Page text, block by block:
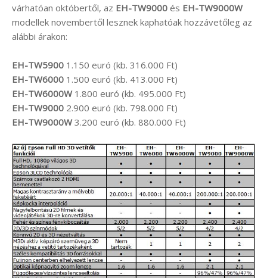
várhatóan októbertől, az EH-TW9000 és EH-TW9000W
modellek novembertől lesznek kaphatóak hozzávetőleg az
alábbi árakon:
EH-TW5900 1.150 euró (kb. 316.000 Ft)
EH-TW6000 1.500 euró (kb. 413.000 Ft)
EH-TW6000W1.800 euró (kb. 495.000 Ft)
EH-TW9000 2.900 euró (kb. 798.000 Ft)
EH-TW9000W3.200 euró (kb. 880.000 Ft)